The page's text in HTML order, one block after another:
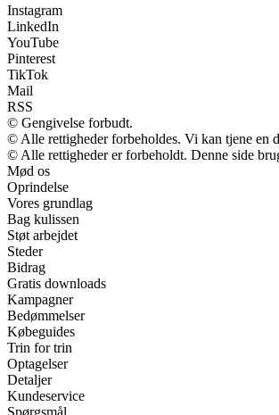
Instagram
LinkedIn
YouTube
Pinterest
TikTok
Mail
RSS
© Gengivelse forbudt.
© Alle rettigheder forbeholdes. Vi kan tjene en
© Alle rettigheder er forbeholdt. Denne side
Mød os
Oprindelse
Vores grundlag
Bag kulissen
Støt arbejdet
Steder
Bidrag
Gratis downloads
Kampagner
Bedømmelser
Købeguides
Trin for trin
Optagelser
Detaljer
Kundeservice